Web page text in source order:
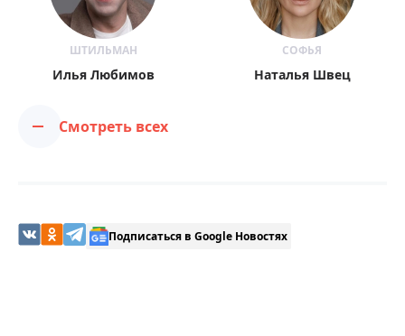
ШТИЛЬМАН
Илья Любимов
СОФЬЯ
Наталья Швец
Смотреть всех
Подписаться в Google Новостях